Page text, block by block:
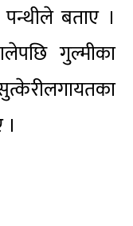
बताए ।
गुल्मीका